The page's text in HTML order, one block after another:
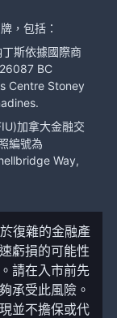
，包括：
斯依據國際商
BC
Centre Stoney
加拿大金融交
編號為
Way,
復雜的金融產
虧損的可能性
請在入市前先
承受此風險。
並不擔保或代